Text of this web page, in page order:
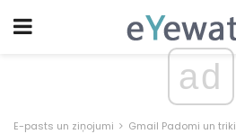
ad
E-pasts un ziņojumi Gmail Padomi un triki